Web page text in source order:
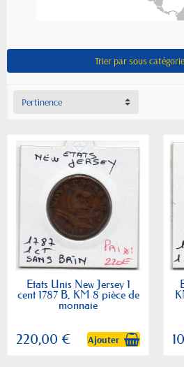
Trier par sous
Pertinence
Etats Unis New Jersey 1
cent 1787 B, KM 8 pièce de
monnaie
220,00 € Ajouter